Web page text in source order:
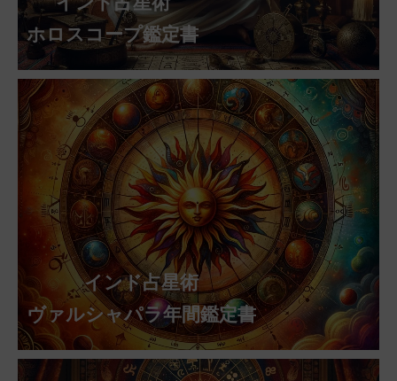
ホロスコープ鑑定書
インド占星術
ヴァルシャパラ年間鑑定書